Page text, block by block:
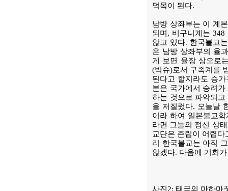
덕목이 된다.
남방 상좌부는 이 계
되며, 비구니계는
않고 있다. 한국불교
은 남방 상좌부의 율
게 보면 율장 상으로
(빅슈)로서 구족계를
된다고 할지라도 승
본은 국가에서 승려
하는 것으로 파악되
을 저질렀다. 오늘날
이라 하여 일본불교
라면 그들의 정신 상
교단은 존립이 어렵
리 한국불교는 아직
않겠다. 다음에 기회
사진2: 태국의 마하마